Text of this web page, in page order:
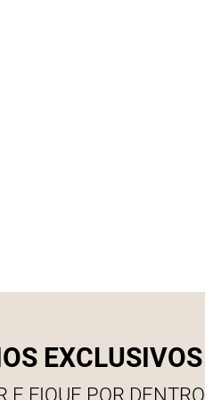
EXCLUSIVOS
E FIQUE POR DENTRO